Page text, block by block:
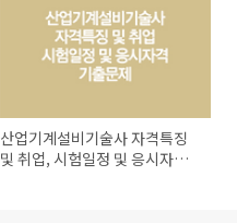
산업기계설비기술사 자격특징
및 취업, 시험일정 및 응시자격,